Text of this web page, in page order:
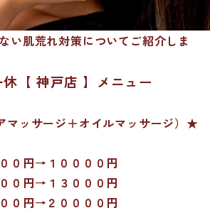
い肌荒れ対策についてご紹介しま
【 神戸店 】メニュー
マッサージ＋オイルマッサージ）★
円→１００００円
円→１３０００円
円→２００００円